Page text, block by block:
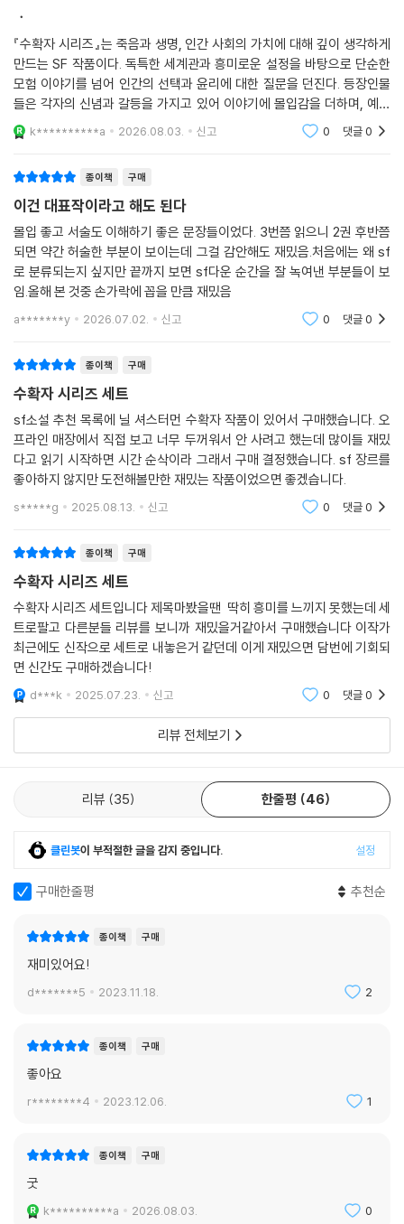
미인지 알지 못했으나, 선더헤드의 침묵은 온 세상을 공황 상태에 빠뜨렸
다. 이제 불미자라는 것은 선택이 아니었다. 판결이었다. 그리고 침묵함으
로써 선더헤드는 하인에서 우월한 존재로 변했다. 하인이 주인이 되었고,
세상은 모두 선더헤드의 비위를 맞추려고 안달이 났다.
--- p.33
선더헤드에게는 포옹할 팔이 없었다. 그렇다 해도 마치 바로 옆에 있는 것
을 잃는다면 이루 말할 수 없이 슬플 터였다. 그래서 선더헤드는 밤이면 밤
마다, 가능한 모든 방식을 동원하여 조용히 그레이슨을 추적 관찰했다. 그
것이 선더헤드에게는 포옹에 가장 가까운 행동이었다
--- p.179
「그래요. 그렇지만 사람들은 어떤 상황에서든 자기들이 필요로 하는 것을
끌어낸다는 점을 기억해야 해요. 인듀라가 가라앉았을 때 사람들에게는 슬
「희망은 사라지지 않았어요.」 아나스타샤는 주장했다. 「단지 엉뚱한 곳에
놓였을 뿐이죠.」
든 인간이 살기엔 너무 좁다. 지구 밖 행성을 개척하려는 노력이 연이어 실
패로 돌아가면서, 결국 인류는 인구 조절을 위해 목숨을 거두는 임무를 맡
은 〈수확자〉라는 존재를 탄생시키기에 이른다. 목숨을 거둔다는 것은 의무
인 동시에 권리이기도 했고, 그렇기에 수확자는 신조차 필요 없는 세상에
서 새로운 신적 존재가 된다.
수확 같은 것과는 전혀 인연이 없던 그들이지만, 우연한 계기로 수확자 패
러데이의 눈에 들어 수확자 수습생이 되고 살인 기술을 익히게 된다. 그러
나 진짜 수확자가 될 수 있는 것은 둘 중 한 명뿐. 두 사람은 치열한 경쟁을
벌이는 한편 미묘한 감정의 변화를 느끼기도 하면서 수확자들의 복잡한 세
계에 서서히 눈을 떠간다.
죽음이 사라진 세계에서
살아 있는 사신(死神)이 된다는 것
자연적인 죽음이 사라진 이 세계에서 〈수확〉, 즉 생명을 거두는 일은 거의
성직자의 봉사와도 같은 성스러운 임무다. 끊임없이 살인을 하면서도 인간
다움을 잃지 않고, 자신이 거두는 생명에 연민을 가지며, 이것이 올바른 수
확이었는지 스스로에게 되묻는 것. 그러나 평범한 사람이라면, 누군가를
죽이는 일을 자신의 소명으로 여기는 건 불가능에 가까울 것이다. 시트라
와 로언도 마찬가지다. 수습생으로서 무기와 독을 다루는 방법을 익히고
스승 패러데이의 수확을 보조하면서 괴로움에 몸부림치고 스스로에게 혐
이들은 스승 패러데이로부터 수확자가 가져야 할 마음의 자세 또한 배운
다. 어떠한 편견도 악의도 없이, 마치 자연과도 같은 손길로 사람을 거두며,
혹여나 탐하게 될지 모를 권력을 경계하고 멀리할 것. 가족을 만들어선 안
되고 모범적인 언행을 보이며 아무것도 소유하지 말 것. 인간이 살아 있는
사신이 되기 위해 필요한 마음가짐이다.
우리는 시트라와 로언이 수확자로 성장하는 과정을 지켜보면서, 같은 인간
으로서 사람을 죽이는 임무를 맡은 수확자라는 존재의 고뇌와 딜레마에 공
감하게 된다. 치밀하게 구상한 현실감 넘치는 미래 세계 묘사와 풋풋한 10
대들이 서로 마음을 열어 가는 모습을 보며 느낄 설렘도 재미를 돋우는 요
소 중 하나다. 분명 『수확자』의 마지막 페이지를 덮는 그 순간 바로 2권 『선
더헤드』를 펴 들 수밖에 없을 것이다. 궁극의 유토피아에서 벌어지는 치열
- 『선더헤드』
인류의 충실한 하인 슈퍼컴퓨터와
스스로의 어리석음으로 미래를 망치는 인간
아무도 예상할 수 없는 결말을 선사했던 1권 『수확자』에 이어 2권 『선더헤
동에도 불구하고 세계를 유지하기 위해 노력하는 슈퍼컴퓨터 〈선더헤드〉
자〉 시리즈에서 인간 세계를 통제하는 〈선더헤드〉는 전혀 악한 존재가 아
니다. 반대로 선더헤드는 인류의 충실한 하인이자 외로운 이들의 친구이
안전망이다.
그럼에도 불구하고 이 세계에는 불길한 전망이 기다리고 있다. 그 이유는
바로 인간 스스로의 악함과 어리석음 때문이다. 닐 셔스터먼은 선하기도
ㆍ
『수확자 시리즈』는 죽음과 생명, 인간 사회의 가치에 대해 깊이 생각하게
만드는 SF 작품이다. 독특한 세계관과 흥미로운 설정을 바탕으로 단순한
모험 이야기를 넘어 인간의 선택과 윤리에 대한 질문을 던진다. 등장인물
들은 각자의 신념과 갈등을 가지고 있어 이야기에 몰입감을 더하며, 예상
하기 어려운 전개와 긴장감 있는 분위기가 인상적이다. 흥미로운 설정과
철학적인 메시지를
k**********a 2026.08.03. 신고 0 댓글0
종이책 구매
이건 대표작이라고 해도 된다
몰입 좋고 서술도 이해하기 좋은 문장들이었다. 3번쯤 읽으니 2권 후반쯤
되면 약간 허술한 부분이 보이는데 그걸 감안해도 재밌음.처음에는 왜 sf
로 분류되는지 싶지만 끝까지 보면 sf다운 순간을 잘 녹여낸 부분들이 보
임.올해 본 것중 손가락에 꼽을 만큼 재밌음
a*******y 2026.07.02. 신고 0 댓글0
종이책 구매
수확자 시리즈 세트
sf소설 추천 목록에 닐 셔스터먼 수확자 작품이 있어서 구매했습니다. 오
프라인 매장에서 직접 보고 너무 두꺼워서 안 사려고 했는데 많이들 재밌
다고 읽기 시작하면 시간 순삭이라 그래서 구매 결정했습니다. sf 장르를
좋아하지 않지만 도전해볼만한 재밌는 작품이었으면 좋겠습니다.
s*****g 2025.08.13. 신고 0 댓글0
종이책 구매
수확자 시리즈 세트
수확자 시리즈 세트입니다 제목마봤을땐 딱히 흥미를 느끼지 못했는데 세
트로팔고 다른분들 리뷰를 보니까 재밌을거같아서 구매했습니다 이작가
최근에도 신작으로 세트로 내놓은거 같던데 이게 재밌으면 담번에 기회되
면 신간도 구매하겠습니다!
d***k 2025.07.23. 신고 0 댓글0
리뷰 전체보기
리뷰 35 한줄평 46
클린봇이 부적절한 글을 감지 중입니다. 설정
구매한줄평 추천순
종이책 구매
재미있어요!
d*******5 2023.11.18. 2
종이책 구매
좋아요
r********4 2023.12.06. 1
종이책 구매
굿
k**********a 2026.08.03. 0